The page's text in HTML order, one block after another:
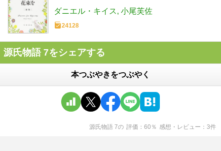
ダニエル・キイス 小尾芙佐
24128
源氏物語 7をシェアする
本つぶやきをつぶやく
源氏物語 7の 評価 60 ％ 感想・レビュー 3件